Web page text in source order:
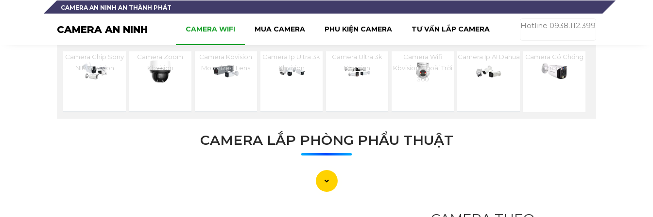
CAMERA AN NINH AN THÀNH PHÁT
CAMERA AN NINH Hotline 0938.112.399
CAMERA WIFI MUA CAMERA PHU KIỆN CAMERA TƯ VẤN LẮP CAMERA
Camera Chip Sony
NIR KBvision
Camera Zoom
Kbvision
Camera Kbvision
Motorized Lens
Camera Ip Ultra 3k
Kbvision
Camera Ultra 3k
Kbvision
Camera Wifi
Kbvision Ngoài Trời
360
Camera Ip AI Dahua
Camera Có Chống
Trộm
CAMERA LẮP PHÒNG PHẨU THUẬT